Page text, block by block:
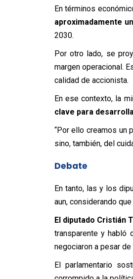
En términos
aproximadamente
2030.
Por otro lado, se
margen operacional.
calidad de accionista.
En ese contexto, la
clave para
“Por ello creamos un
sino, también, del
Debate
En tanto, las y los
aun, considerando
El diputado Cristián
transparente y habló
negociaron a pesar
El parlamentario